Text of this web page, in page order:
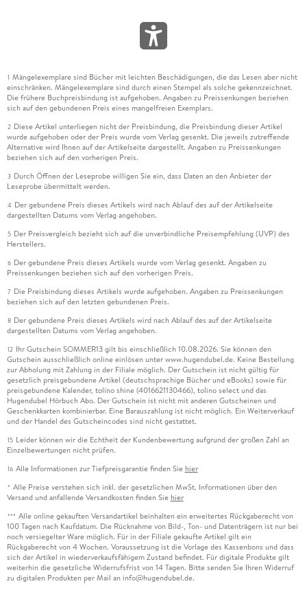
1 Mängelexemplare sind Bücher mit leichten Beschädigungen, die das Lesen aber nicht
einschränken. Mängelexemplare sind durch einen Stempel als solche gekennzeichnet.
Die frühere Buchpreisbindung ist aufgehoben. Angaben zu Preissenkungen beziehen
sich auf den gebundenen Preis eines mangelfreien Exemplars.
2 Diese Artikel unterliegen nicht der Preisbindung, die Preisbindung dieser Artikel
wurde aufgehoben oder der Preis wurde vom Verlag gesenkt. Die jeweils zutreffende
Alternative wird Ihnen auf der Artikelseite dargestellt. Angaben zu Preissenkungen
beziehen sich auf den vorherigen Preis.
3 Durch Öffnen der Leseprobe willigen Sie ein, dass Daten an den Anbieter der
Leseprobe übermittelt werden.
4 Der gebundene Preis dieses Artikels wird nach Ablauf des auf der Artikelseite
dargestellten Datums vom Verlag angehoben.
5 Der Preisvergleich bezieht sich auf die unverbindliche Preisempfehlung (UVP) des
Herstellers.
6 Der gebundene Preis dieses Artikels wurde vom Verlag gesenkt. Angaben zu
Preissenkungen beziehen sich auf den vorherigen Preis.
7 Die Preisbindung dieses Artikels wurde aufgehoben. Angaben zu Preissenkungen
beziehen sich auf den letzten gebundenen Preis.
8 Der gebundene Preis dieses Artikels wird nach Ablauf des auf der Artikelseite
dargestellten Datums vom Verlag angehoben.
12 Ihr Gutschein SOMMER13 gilt bis einschließlich 10.08.2026. Sie können den
Gutschein ausschließlich online einlösen unter www.hugendubel.de. Keine Bestellung
zur Abholung mit Zahlung in der Filiale möglich. Der Gutschein ist nicht gültig für
gesetzlich preisgebundene Artikel (deutschsprachige Bücher und eBooks) sowie für
preisgebundene Kalender, tolino shine (4016621130466), tolino select und das
Hugendubel Hörbuch Abo. Der Gutschein ist nicht mit anderen Gutscheinen und
Geschenkkarten kombinierbar. Eine Barauszahlung ist nicht möglich. Ein Weiterverkauf
und der Handel des Gutscheincodes sind nicht gestattet.
15 Leider können wir die Echtheit der Kundenbewertung aufgrund der großen Zahl an
Einzelbewertungen nicht prüfen.
16 Alle Informationen zur Tiefpreisgarantie finden Sie hier
* Alle Preise verstehen sich inkl. der gesetzlichen MwSt. Informationen über den
Versand und anfallende Versandkosten finden Sie hier
*** Alle online gekauften Versandartikel beinhalten ein erweitertes Rückgaberecht von
100 Tagen nach Kaufdatum. Die Rücknahme von Bild-, Ton- und Datenträgern ist nur bei
noch versiegelter Ware möglich. Für in der Filiale gekaufte Artikel gilt ein
Rückgaberecht von 4 Wochen. Voraussetzung ist die Vorlage des Kassenbons und dass
sich der Artikel in wiederverkaufsfähigem Zustand befindet. Für digitale Produkte gilt
weiterhin die gesetzliche Widerrufsfrist von 14 Tagen. Bitte senden Sie Ihren Widerruf
zu digitalen Produkten per Mail an info@hugendubel.de.